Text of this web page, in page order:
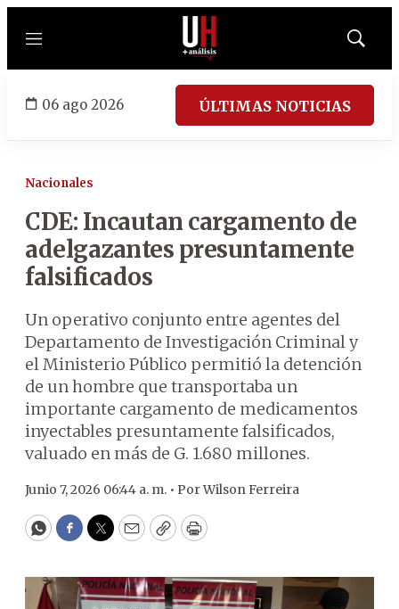
Menú
Mostrar
06 ago 2026 ÚLTIMAS NOTICIAS
Nacionales
CDE: Incautan cargamento de
adelgazantes presuntamente
falsificados
Un operativo conjunto entre agentes del
Departamento de Investigación Criminal y
el Ministerio Público permitió la detención
de un hombre que transportaba un
importante cargamento de medicamentos
inyectables presuntamente falsificados,
valuado en más de G. 1.680 millones.
Junio 7, 2026 06:44 a. m. • PorWilson Ferreira
WhatsApp
Facebook
Twitter
EmailCopyPrint